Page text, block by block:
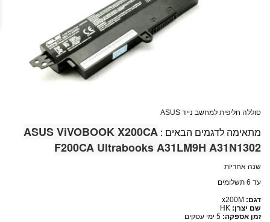
סוללה חליפית למחשב נייד ASUS
מתאימה לדגמים הבאים : ASUS ViVOBOOK X200CA
F200CA Ultrabooks A31LM9H A31N1302
שנה אחריות
עד 6 תשלומים
דגם: x200M
שם יצרן: HK
זמן אספקה: 5 ימי עסקים